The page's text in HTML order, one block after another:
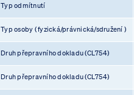
Typ odmítnutí
Typ osoby ( fyzická/právnická/sdružení )
Druh přepravního dokladu (CL754)
Druh přepravního dokladu (CL754)